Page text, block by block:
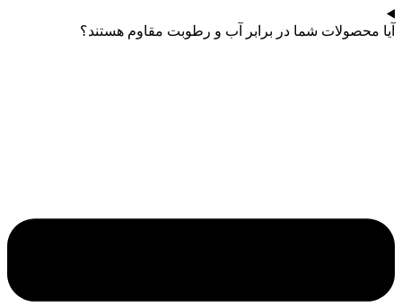
آیا محصولات شما در برابر آب و رطوبت مقاوم هستند؟